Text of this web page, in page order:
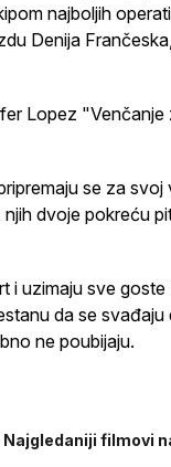
najboljih
Denija
Lopez
se za svoj
dvoje pokreću
i uzimaju sve
da se
ne poubijaju.
filmovi